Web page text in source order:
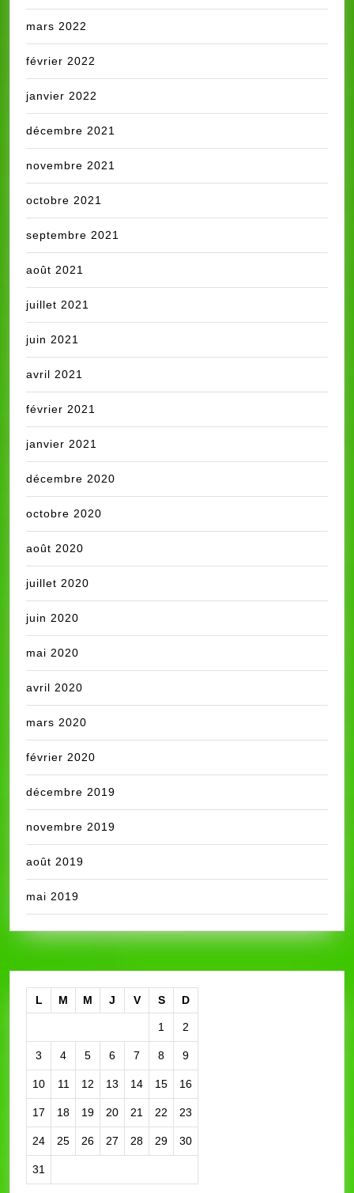
mars 2022
février 2022
janvier 2022
décembre 2021
novembre 2021
octobre 2021
septembre 2021
août 2021
juillet 2021
juin 2021
avril 2021
février 2021
janvier 2021
décembre 2020
octobre 2020
août 2020
juillet 2020
juin 2020
mai 2020
avril 2020
mars 2020
février 2020
décembre 2019
novembre 2019
août 2019
mai 2019
L M M J V S D
1 2
3 4 5 6 7 8 9
10 11 12 13 14 15 16
17 18 19 20 21 22 23
24 25 26 27 28 29 30
31